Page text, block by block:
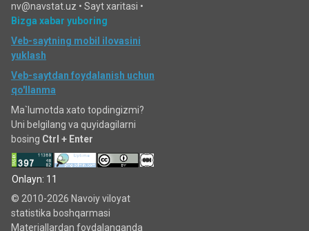
nv@navstat.uz • Sayt xaritasi •
Bizga xabar yuboring
Veb-saytning mobil ilovasini
yuklash
Veb-saytdan foydalanish uchun
qo'llanma
Ma`lumotda xato topdingizmi?
Uni belgilang va quyidagilarni
bosing Ctrl + Enter
Onlayn: 11
© 2010-2026 Navoiy viloyat
statistika boshqarmasi
Materiallardan foydalanganda